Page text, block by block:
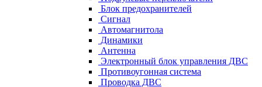
Блок предохранителей
Сигнал
Автомагнитола
Динамики
Антенна
Электронный блок управления ДВС
Противоугонная система
Проводка ДВС